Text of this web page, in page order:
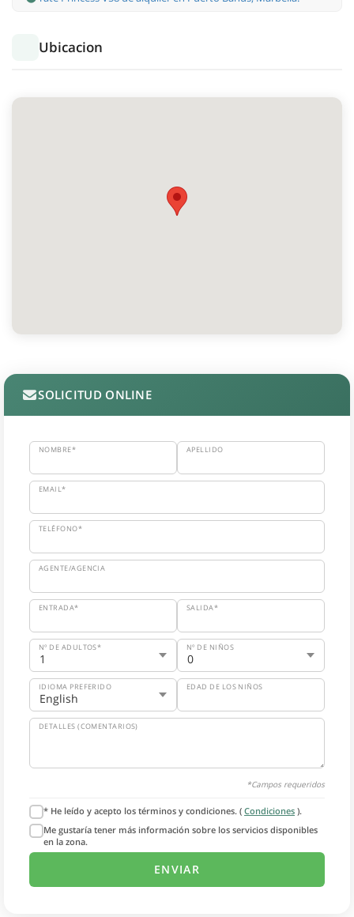
Ubicacion
SOLICITUD ONLINE
NOMBRE* APELLIDO
EMAIL*
TELÉFONO*
AGENTE/AGENCIA
ENTRADA* SALIDA*
Nº DE ADULTOS* Nº DE NIÑOS
IDIOMA PREFERIDO EDAD DE LOS NIÑOS
DETALLES (COMENTARIOS)
*Campos requeridos
* He leído y acepto los términos y condiciones. ( Condiciones ).
Me gustaría tener más información sobre los servicios disponibles
en la zona.